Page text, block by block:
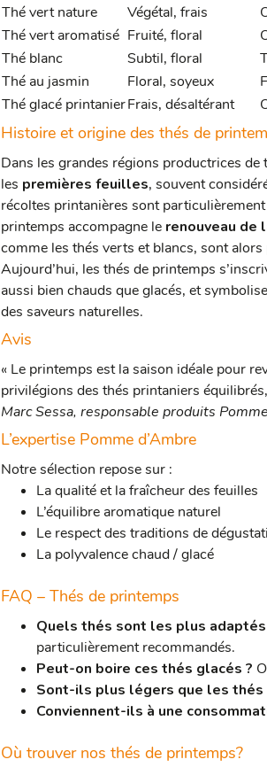
Thé vert nature
Végétal, frais
Thé vert aromatisé Fruité, floral
Thé blanc
Subtil, floral
Thé au jasmin
Floral, soyeux
Thé glacé printanierFrais, désaltérant
Histoire et origine des thés de
Dans les grandes régions productrices de
les premières feuilles, souvent
récoltes printanières sont
printemps accompagne le renouveau de
comme les thés verts et blancs, sont
Aujourd’hui, les thés de printemps
aussi bien chauds que glacés, et
des saveurs naturelles.
Avis
« Le printemps est la saison idéale pour
privilégions des thés printaniers
Marc Sessa, responsable produits
L’expertise Pomme d’Ambre
Notre sélection repose sur :
La qualité et la fraîcheur des feuilles
L’équilibre aromatique naturel
Le respect des traditions de
La polyvalence chaud / glacé
FAQ – Thés de printemps
Quels thés sont les plus
particulièrement recommandés.
Peut-on boire ces thés glacés ?
Sont-ils plus légers que les thés
Conviennent-ils à une
Où trouver nos thés de printemps?